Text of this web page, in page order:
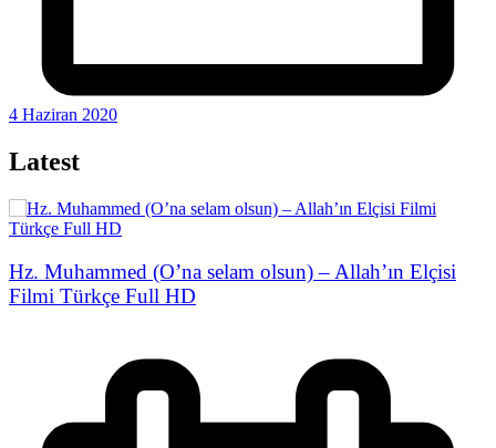
4 Haziran 2020
Latest
Hz. Muhammed (O’na selam olsun) – Allah’ın Elçisi
Filmi Türkçe Full HD